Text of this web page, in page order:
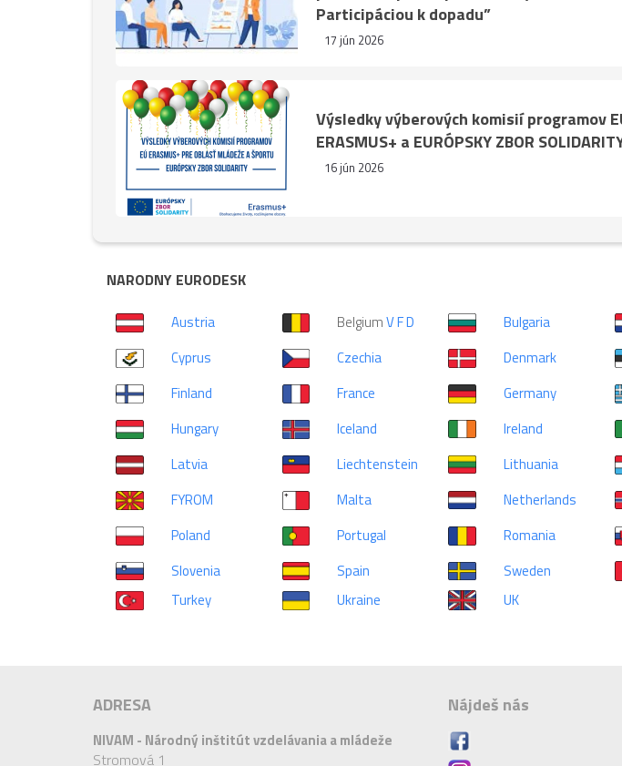
Participáciou k dopadu”
17 jún 2026
Výsledky výberových komisií programov
ERASMUS+ a EURÓPSKY ZBOR
16 jún 2026
NARODNY EURODESK
Austria BelgiumVFD Bulgaria
Cyprus
Czechia Denmark
Finland
France Germany
Hungary
Iceland Ireland
Latvia
Liechtenstein Lithuania
FYROM
Malta Netherlands
Poland
Portugal Romania
Slovenia
Spain Sweden
Turkey
Ukraine UK
ADRESA
NIVAM - Národný inštitút vzdelávania a mládeže
Stromová 1
Nájdeš nás